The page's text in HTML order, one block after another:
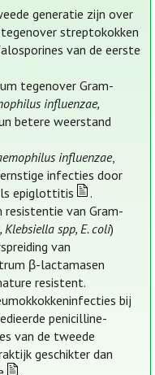
generatie zijn over
streptokokken
van de eerste
tegenover Gram-
influenzae,
betere weerstand
influenzae,
infecties door
epiglottitis
.
resistentie van Gram-
Klebsiella spp, E. coli)
van
β-lactamasen
resistent.
bij
penicilline-
van de tweede
geschikter dan
.